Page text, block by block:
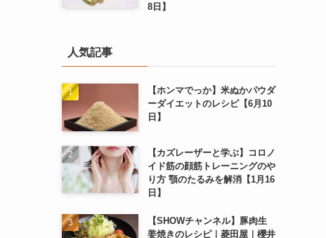
8日】
人気記事
【ホンマでっか】米ぬかパウダ
ーダイエットのレシピ【6月10
日】
【カズレーザーと学ぶ】コロノ
イド筋の顔筋トレーニングのや
り方 顎のたるみを解消【1月16
日】
【SHOWチャンネル】豚肉生
姜焼きのレシピ｜菱田屋｜櫻井